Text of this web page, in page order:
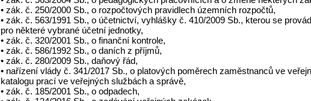
• zák. č. 250/2000 Sb., o rozpočtových pravidlech územních rozpočtů,
• zák. č. 563/1991 Sb., o účetnictví, vyhlášky č. 410/2009 Sb., kterou se
pro některé vybrané účetní jednotky,
• zák. č. 320/2001 Sb., o finanční kontrole,
• zák. č. 586/1992 Sb., o daních z příjmů,
• zák. č. 280/2009 Sb., daňový řád,
• nařízení vlády č. 341/2017 Sb., o platových poměrech zaměstnanců ve
katalogu prací ve veřejných službách a správě,
• zák. č. 185/2001 Sb., o odpadech,